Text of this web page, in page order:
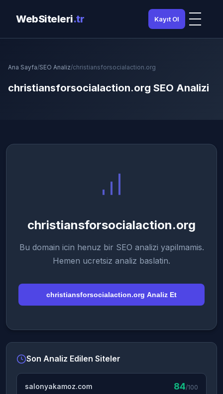
WebSiteleri.tr Kayıt Ol
Ana Sayfa/SEO Analiz/christiansforsocialaction.org
christiansforsocialaction.org SEO Analizi
christiansforsocialaction.org
Bu domain icin henuz bir SEO analizi yapilmamis.
Hemen ucretsiz analiz baslatin.
christiansforsocialaction.org Analiz Et
Son Analiz Edilen Siteler
salonyakamoz.com 84/100